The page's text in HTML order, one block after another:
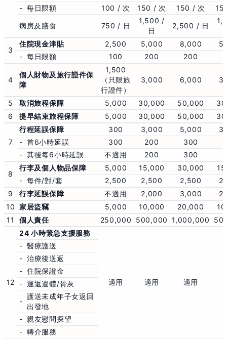
- 每日限額 100 / 次 150 / 次 150 / 次
病房及膳食 750 / 日
1,500 /
日
2,500 / 日
3
住院現金津貼 2,500 5,000 8,000
- 每日限額 100 200 200
4
個人財物及旅行證件保
障
1,500
（只限旅
行證件）
3,000 6,000
5 取消旅程保障 5,000 30,000 50,000
6
提早結束旅程保障 5,000 30,000 50,000
7
行程延誤保障 300 3,000 5,000
- 首6小時延誤 300 200 300
- 其後每6小時延誤 不適用 200 300
8
行李及個人物品保障 5,000 15,000 30,000
- 每件/對/套 2,500 2,500 2,500
9
行李延誤保障 不適用 2,000 3,000
10 家居盜竊 5,000 10,000 20,000
11
個人責任 250,000 500,000 1,000,000
12
24 小時緊急支援服務
適用 適用 適用
- 醫療護送
- 治療後送返
- 住院保證金
- 運返遺體/骨灰
-
護送未成年子女返回
出發地
- 親友慰問探望
- 轉介服務